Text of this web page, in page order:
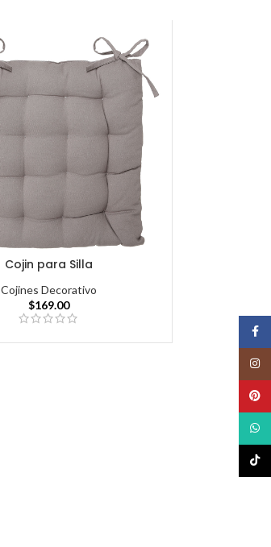
Cojin para Silla
Cojines Decorativo
$169.00